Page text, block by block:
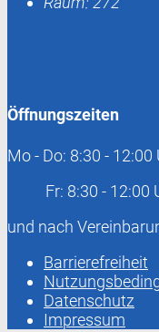
Öffnungszeiten
Mo - Do: 8:30 -
Fr: 8:30 - 12:00
und nach
Barrierefreiheit
Datenschutz
Impressum